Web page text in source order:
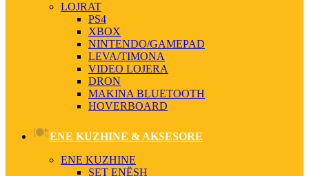
LOJRAT
PS4
XBOX
NINTENDO/GAMEPAD
LEVA/TIMONA
VIDEO LOJERA
DRON
MAKINA BLUETOOTH
HOVERBOARD
ENE KUZHINE & AKSESORE
ENE KUZHINE
SET ENËSH